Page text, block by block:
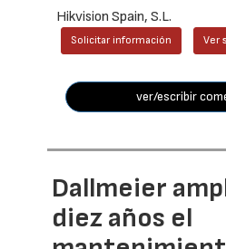
Hikvision Spain, S.L.
Solicitar información Ver
ver/escribir
Dallmeier
diez años el